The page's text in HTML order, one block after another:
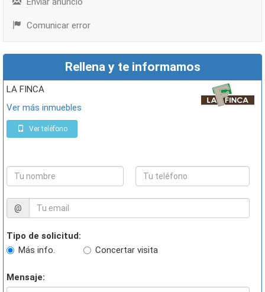
Comunicar error
Rellena y te informamos
LA FINCA
Ver más inmuebles
Ver teléfono
@
Tipo de solicitud:
Más info.
Concertar visita
Mensaje: